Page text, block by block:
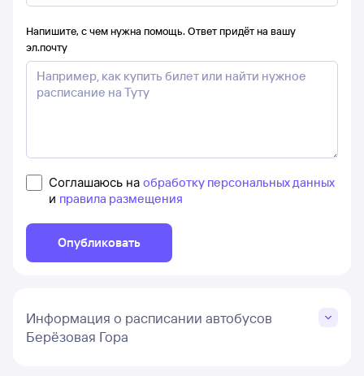
Напишите, с чем нужна помощь. Ответ придёт на вашу
эл.почту
Соглашаюсь на обработку персональных данных
и правила размещения
Опубликовать
Информация о расписании автобусов
Берёзовая Гора